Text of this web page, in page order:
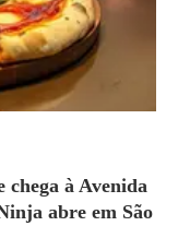
chega à Avenida
abre em São